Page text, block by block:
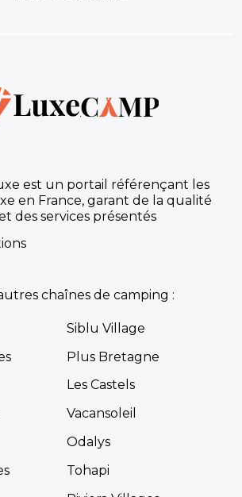
★ 4.4/5 (847 avis)
tarifaire disponible
est un portail référençant les
en France, garant de la qualité
des services présentés
chaînes de camping :
Siblu Village
Plus Bretagne
Les Castels
Vacansoleil
Odalys
Tohapi